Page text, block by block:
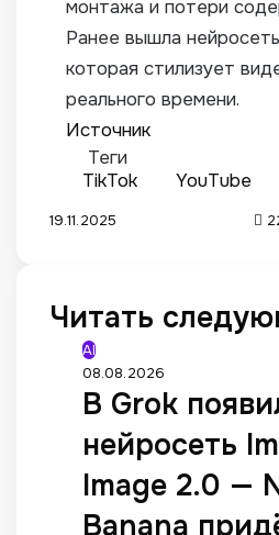
монтажа и потери
Ранее вышла
которая стилизует
реального времени.
Источник
Теги
TikTok
YouTube
19.11.2025
Читать
AI
08.08.2026
В Grok
нейросеть
Image 2.0 —
Banana